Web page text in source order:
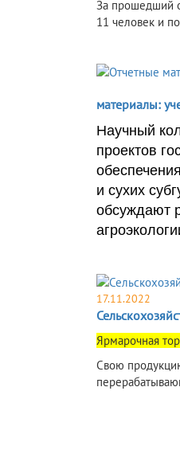
За прошедший
11 человек и
материалы:
Научный
проектов
и сухих
обсуждают
17.11.2022
​Ярмарочная
Свою